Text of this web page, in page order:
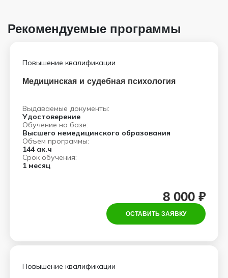
Рекомендуемые программы
Повышение квалификации
Медицинская и судебная психология
Выдаваемые документы:
Удостоверение
Обучение на базе:
Высшего немедицинского образования
Объем программы:
144 ак.ч
Срок обучения:
1 месяц
8 000 ₽
ОСТАВИТЬ ЗАЯВКУ
Повышение квалификации